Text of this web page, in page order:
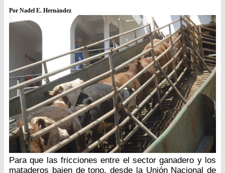
Por Nadel E. Hernández
Para que las fricciones entre el sector ganadero y los
mataderos bajen de tono, desde la Unión Nacional de